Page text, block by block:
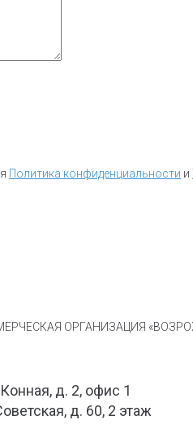
Политика конфиденциальности и
ОРГАНИЗАЦИЯ
д. 2, офис 1
д. 60, 2 этаж